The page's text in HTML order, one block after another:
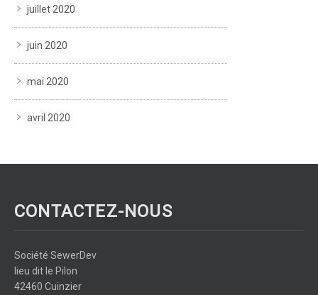
juillet 2020
juin 2020
mai 2020
avril 2020
CONTACTEZ-NOUS
Société SewerDev
lieu dit le Pilon
42460 Cuinzier